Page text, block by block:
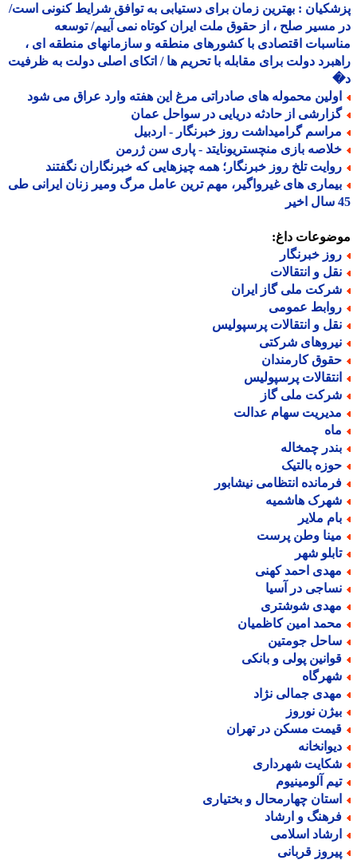
: بهترین زمان برای دستیابی به توافق شرایط کنونی است/
مسیر صلح ، از حقوق ملت ایران کوتاه نمی آییم/ توسعه
اقتصادی با کشورهای منطقه و سازمانهای منطقه ای ،
دولت برای مقابله با تحریم ها / اتکای اصلی دولت به ظرفیت
محموله های صادراتی مرغ این هفته وارد عراق می شود
از حادثه دریایی در سواحل عمان
گرامیداشت روز خبرنگار - اردبیل
بازی منچستریونایتد - پاری سن ژرمن
تلخ روز خبرنگار؛ همه چیزهایی که خبرنگاران نگفتند
های غیرواگیر، مهم ترین عامل مرگ ومیر زنان ایرانی طی
داغ:
خبرنگار
و انتقالات
ملی گاز ایران
عمومی
و انتقالات پرسپولیس
شرکتی
کارمندان
پرسپولیس
ملی گاز
سهام عدالت
چمخاله
بالتیک
انتظامی نیشابور
هاشمیه
ملایر
وطن پرست
شهر
احمد کهنی
در آسیا
شوشتری
امین کاظمیان
جومتین
پولی و بانکی
جمالی نژاد
نوروز
مسکن در تهران
شهرداری
آلومینیوم
چهارمحال و بختیاری
و ارشاد
اسلامی
قربانی